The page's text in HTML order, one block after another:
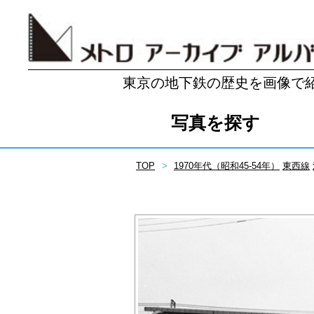
東京の地下鉄の歴史を画像で
写真を探す
TOP 1970年代（昭和45-54年） 東西線